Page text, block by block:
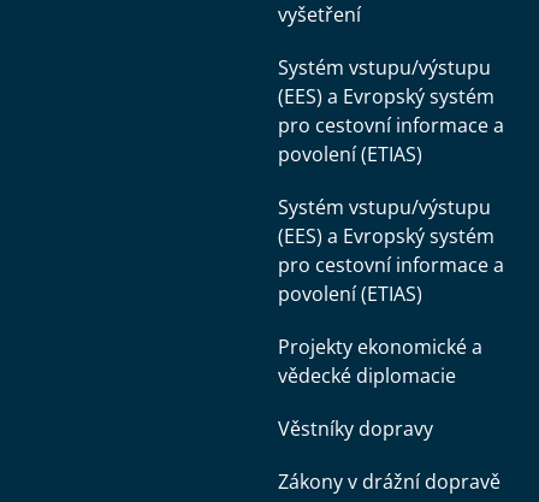
vyšetření
Systém vstupu/výstupu
(EES) a Evropský systém
pro cestovní informace a
povolení (ETIAS)
Systém vstupu/výstupu
(EES) a Evropský systém
pro cestovní informace a
povolení (ETIAS)
Projekty ekonomické a
vědecké diplomacie
Věstníky dopravy
Zákony v drážní dopravě